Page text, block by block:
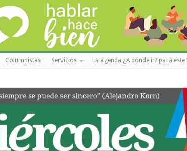
Columnistas Servicios La agenda ¿A dónde ir? para este